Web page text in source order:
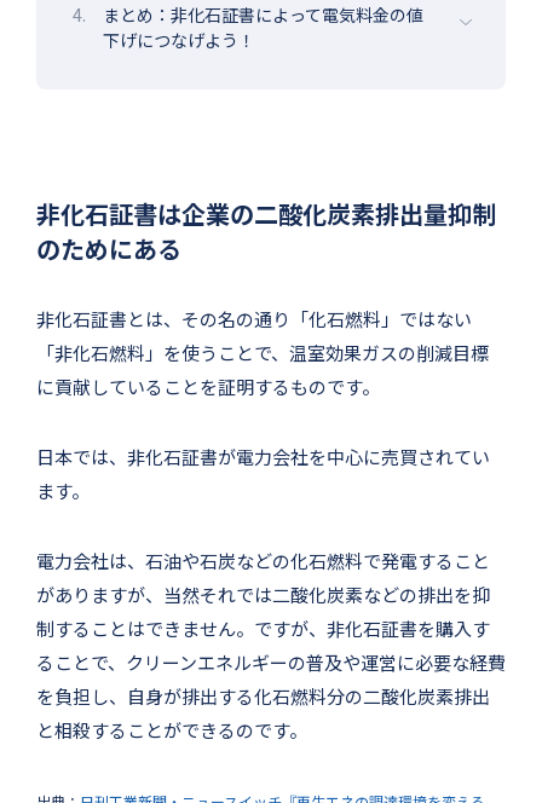
4.
まとめ：非化石証書によって電気料金の値
下げにつなげよう！
非化石証書は企業の二酸化炭素排出量抑制
のためにある
非化石証書とは、その名の通り「化石燃料」ではない
「非化石燃料」を使うことで、温室効果ガスの削減目標
に貢献していることを証明するものです。
日本では、非化石証書が電力会社を中心に売買されてい
ます。
電力会社は、石油や石炭などの化石燃料で発電すること
がありますが、当然それでは二酸化炭素などの排出を抑
制することはできません。ですが、非化石証書を購入す
ることで、クリーンエネルギーの普及や運営に必要な経費
を負担し、自身が排出する化石燃料分の二酸化炭素排出
と相殺することができるのです。